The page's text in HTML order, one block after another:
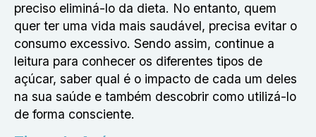
preciso eliminá-lo da dieta. No entanto, quem
quer ter uma vida mais saudável, precisa evitar o
consumo excessivo. Sendo assim, continue a
leitura para conhecer os diferentes tipos de
açúcar, saber qual é o impacto de cada um deles
na sua saúde e também descobrir como utilizá-lo
de forma consciente.